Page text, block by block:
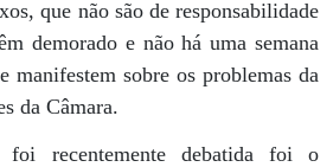
que não são de responsabilidade
demorado e não há uma semana
manifestem sobre os problemas da
da Câmara.
foi recentemente debatida foi o